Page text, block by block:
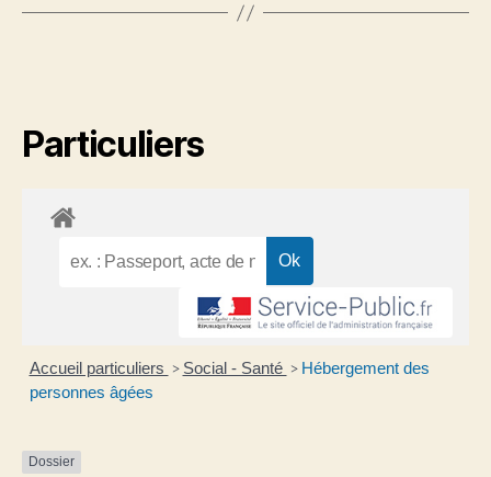
Particuliers
Accueil particuliers > Social - Santé > Hébergement des
personnes âgées
Dossier